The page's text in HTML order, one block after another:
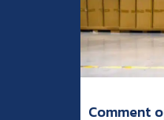
Comment